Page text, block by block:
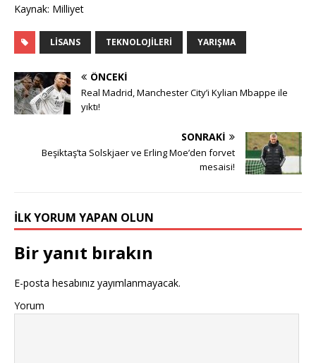
Kaynak: Milliyet
LISANS TEKNOLOJILERI YARIŞMA
ÖNCEKI
Real Madrid, Manchester City’i Kylian Mbappe ile
yıktı!
SONRAKI
Beşiktaş’ta Solskjaer ve Erling Moe’den forvet
mesaisi!
İLK YORUM YAPAN OLUN
Bir yanıt bırakın
E-posta hesabınız yayımlanmayacak.
Yorum